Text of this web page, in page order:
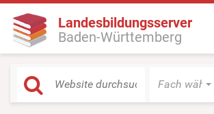
Landesbildungsserver
Baden-Württemberg
Fach wählen